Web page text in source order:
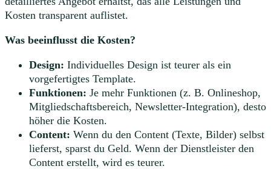
Kosten transparent auflistet.
Was beeinflusst die Kosten?
Design: Individuelles Design ist teurer als ein
vorgefertigtes Template.
Funktionen: Je mehr Funktionen (z. B. Onlineshop,
Mitgliedschaftsbereich, Newsletter-Integration), desto
höher die Kosten.
Content: Wenn du den Content (Texte, Bilder) selbst
lieferst, sparst du Geld. Wenn der Dienstleister den
Content erstellt, wird es teurer.